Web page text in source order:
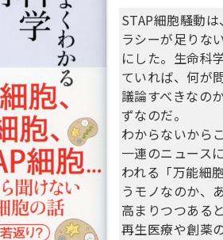
STAP細胞騒動
ラシーが足りな
にした。生命科
ていれば、何が
議論すべきなの
ずなのだ。
わからないから
一連のニュース
われる「万能細
うモノなのか、
高まりつつある
再生医療や創薬